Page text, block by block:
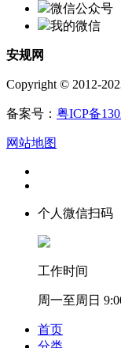
微信公众号
我的微信
安规网
Copyright © 2012-
备案号： 粤ICP备
网站地图
个人微信扫码
工作时间
周一至周日
首页